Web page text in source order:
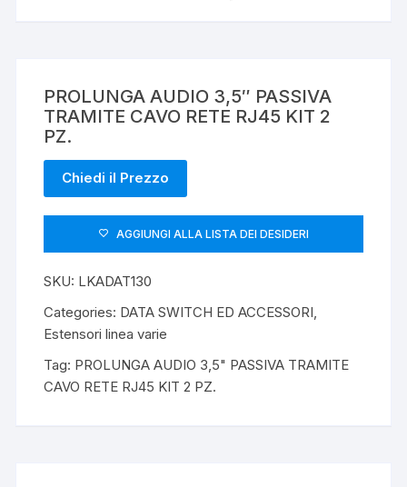
PROLUNGA AUDIO 3,5″ PASSIVA
TRAMITE CAVO RETE RJ45 KIT 2
PZ.
Chiedi il Prezzo
AGGIUNGI ALLA LISTA DEI DESIDERI
SKU: LKADAT130
Categories: DATA SWITCH ED ACCESSORI,
Estensori linea varie
Tag: PROLUNGA AUDIO 3,5" PASSIVA TRAMITE
CAVO RETE RJ45 KIT 2 PZ.